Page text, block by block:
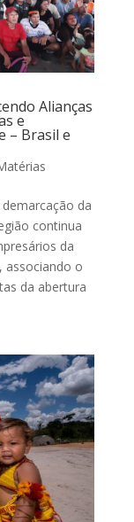
Alianças
e
– Brasil e
da
continua
da
associando o
da abertura